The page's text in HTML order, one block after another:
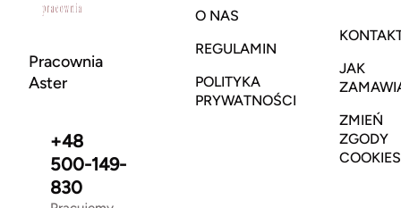
Pracownia
Aster
+48
500-149-
830
O NAS
REGULAMIN
POLITYKA
PRYWATNOŚCI
JAK
ZMIEŃ
ZGODY
COOKIES